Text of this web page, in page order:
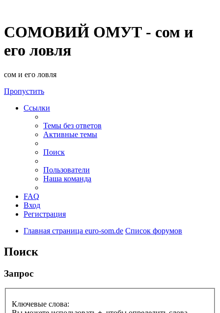
СОМОВИЙ ОМУТ - сом и
его ловля
сом и его ловля
Пропустить
Ссылки
Темы без ответов
Активные темы
Поиск
Пользователи
Наша команда
FAQ
Вход
Регистрация
Главная страница euro-som.de Список форумов
Поиск
Запрос
Ключевые слова: